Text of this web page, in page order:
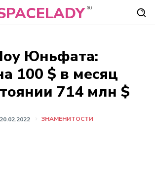
RU
Юньфата:
100 $ в месяц
714 млн $
20.02.2022 ЗНАМЕНИТОСТИ